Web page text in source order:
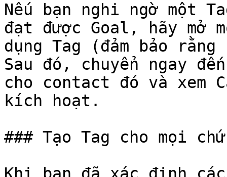
Nếu bạn nghi ngờ một
đạt được Goal, hãy mở
dụng Tag (đảm bảo
Sau đó, chuyển ngay
cho contact đó và xem
kích hoạt.
### Tạo Tag cho mọi